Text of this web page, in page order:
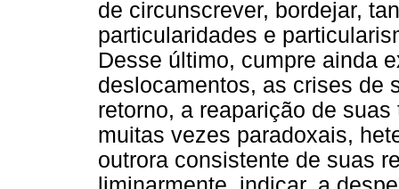
de circunscrever, bordejar,
particularidades e
Desse último, cumpre ainda
deslocamentos, as crises de
retorno, a reaparição de
muitas vezes paradoxais,
outrora consistente de suas